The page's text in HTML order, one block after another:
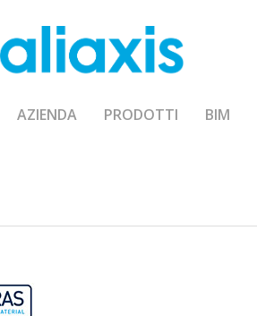
AZIENDA PRODOTTI BIM